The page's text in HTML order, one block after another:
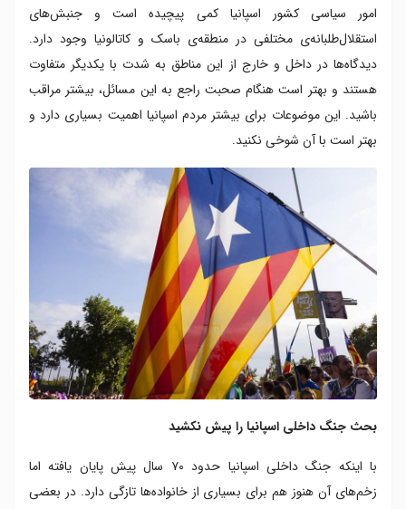
امور سیاسی کشور اسپانیا کمی پیچیده است و جنبش‌های
استقلال‌طلبانه‌ی مختلفی در منطقه‌ی باسک و کاتالونیا وجود دارد.
دیدگاه‌ها در داخل و خارج از این مناطق به شدت با یکدیگر متفاوت
هستند و بهتر است هنگام صحبت راجع به این مسائل، بیشتر مراقب
باشید. این موضوعات برای بیشتر مردم اسپانیا اهمیت بسیاری دارد و
بهتر است با آن شوخی نکنید.
بحث جنگ داخلی اسپانیا را پیش نکشید
با اینکه جنگ داخلی اسپانیا حدود ۷۰ سال پیش پایان یافته اما
زخم‌های آن هنوز هم برای بسیاری از خانواده‌ها تازگی دارد. در بعضی